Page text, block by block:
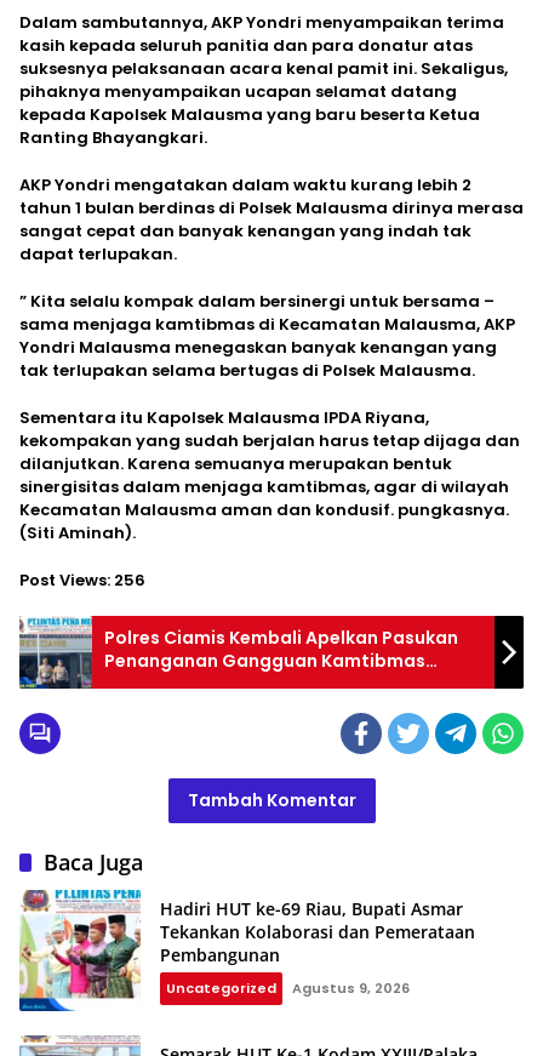
Dalam sambutannya, AKP Yondri menyampaikan terima
kasih kepada seluruh panitia dan para donatur atas
suksesnya pelaksanaan acara kenal pamit ini. Sekaligus,
pihaknya menyampaikan ucapan selamat datang
kepada Kapolsek Malausma yang baru beserta Ketua
Ranting Bhayangkari.
AKP Yondri mengatakan dalam waktu kurang lebih 2
tahun 1 bulan berdinas di Polsek Malausma dirinya merasa
sangat cepat dan banyak kenangan yang indah tak
dapat terlupakan.
” Kita selalu kompak dalam bersinergi untuk bersama –
sama menjaga kamtibmas di Kecamatan Malausma, AKP
Yondri Malausma menegaskan banyak kenangan yang
tak terlupakan selama bertugas di Polsek Malausma.
Sementara itu Kapolsek Malausma IPDA Riyana,
kekompakan yang sudah berjalan harus tetap dijaga dan
dilanjutkan. Karena semuanya merupakan bentuk
sinergisitas dalam menjaga kamtibmas, agar di wilayah
Kecamatan Malausma aman dan kondusif. pungkasnya.
(Siti Aminah).
Post Views: 256
Polres Ciamis Kembali Apelkan Pasukan
Penanganan Gangguan Kamtibmas
Pasca Akhir Tahun 2025
Tambah Komentar
Baca Juga
Hadiri HUT ke-69 Riau, Bupati Asmar
Tekankan Kolaborasi dan Pemerataan
Pembangunan
Uncategorized Agustus 9, 2026